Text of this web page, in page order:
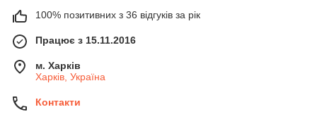
100% позитивних з 36 відгуків за рік
Працює з 15.11.2016
м. Харків
Харків, Україна
Контакти